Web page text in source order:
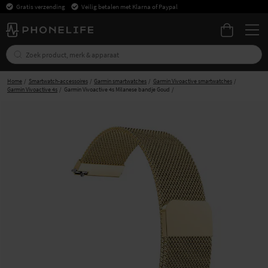
Gratis verzending Veilig betalen met Klarna of Paypal
Home Smartwatch-accessoires Garmin smartwatches
Garmin Vivoactive smartwatches
Garmin Vivoactive 4s
Garmin Vivoactive 4s Milanese bandje Goud